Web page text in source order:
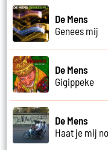
De Mens
Genees mij
De Mens
Gigippeke
De Mens
Haat je mij